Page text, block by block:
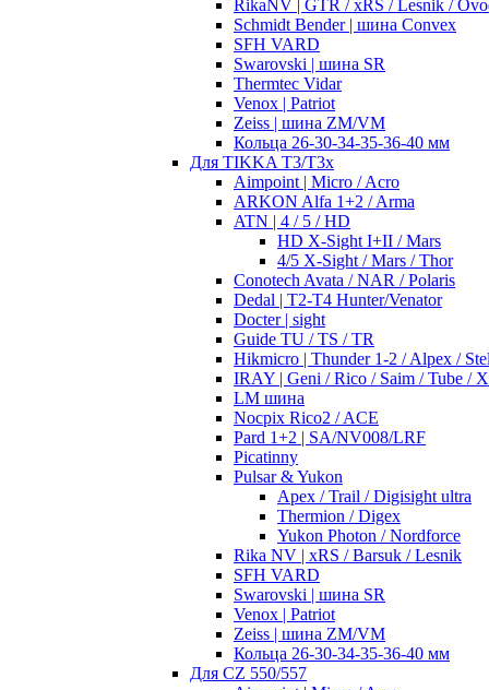
RikaNV | GTR / xRS / Lesnik /
Schmidt Bender | шина Convex
SFH VARD
Swarovski | шина SR
Thermtec Vidar
Venox | Patriot
Zeiss | шина ZM/VM
Кольца 26-30-34-35-36-40 мм
Для TIKKA T3/T3x
Aimpoint | Micro / Acro
ARKON Alfa 1+2 / Arma
ATN | 4 / 5 / HD
HD X-Sight I+II / Mars
4/5 X-Sight / Mars / Thor
Conotech Avata / NAR / Polaris
Dedal | T2-T4 Hunter/Venator
Docter | sight
Guide TU / TS / TR
Hikmicro | Thunder 1-2 / Alpex /
IRAY | Geni / Rico / Saim / Tube /
LM шина
Nocpix Rico2 / ACE
Pard 1+2 | SA/NV008/LRF
Picatinny
Pulsar & Yukon
Apex / Trail / Digisight ultra
Thermion / Digex
Yukon Photon / Nordforce
Rika NV | xRS / Barsuk / Lesnik
SFH VARD
Swarovski | шина SR
Venox | Patriot
Zeiss | шина ZM/VM
Кольца 26-30-34-35-36-40 мм
Для CZ 550/557